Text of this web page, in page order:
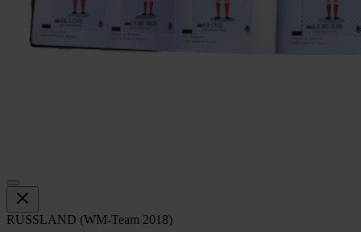
RUSSLAND (WM-Team 2018)